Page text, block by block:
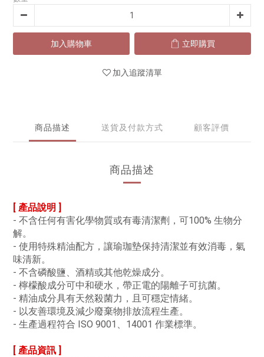
加入購物車 立即購買
加入追蹤清單
商品描述 送貨及付款方式 顧客評價
商品描述
[ 產品說明 ]
- 不含任何有害化學物質或有毒清潔劑，可100% 生物分
解。
- 使用特殊精油配方，讓瑜珈墊保持清潔並有效消毒，氣
味清新。
- 不含磷酸鹽、酒精或其他乾燥成分。
- 檸檬酸成分可中和硬水，帶正電的陽離子可抗菌。
- 精油成分具有天然殺菌力，且可穩定情緒。
- 以友善環境及減少廢棄物排放流程生產。
- 生產過程符合 ISO 9001、14001 作業標準。
[ 產品資訊 ]